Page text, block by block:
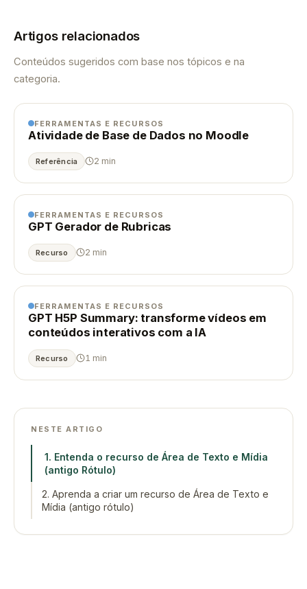
NESTE ARTIGO
1. Entenda o recurso de Área de Texto e Mídia
(antigo Rótulo)
2. Aprenda a criar um recurso de Área de Texto e
Mídia (antigo rótulo)
Artigos relacionados
Conteúdos sugeridos com base nos tópicos e na
categoria.
FERRAMENTAS E RECURSOS
Atividade de Base de Dados no Moodle
Referência 2 min
FERRAMENTAS E RECURSOS
GPT Gerador de Rubricas
Recurso 2 min
FERRAMENTAS E RECURSOS
GPT H5P Summary: transforme vídeos em
conteúdos interativos com a IA
Recurso 1 min